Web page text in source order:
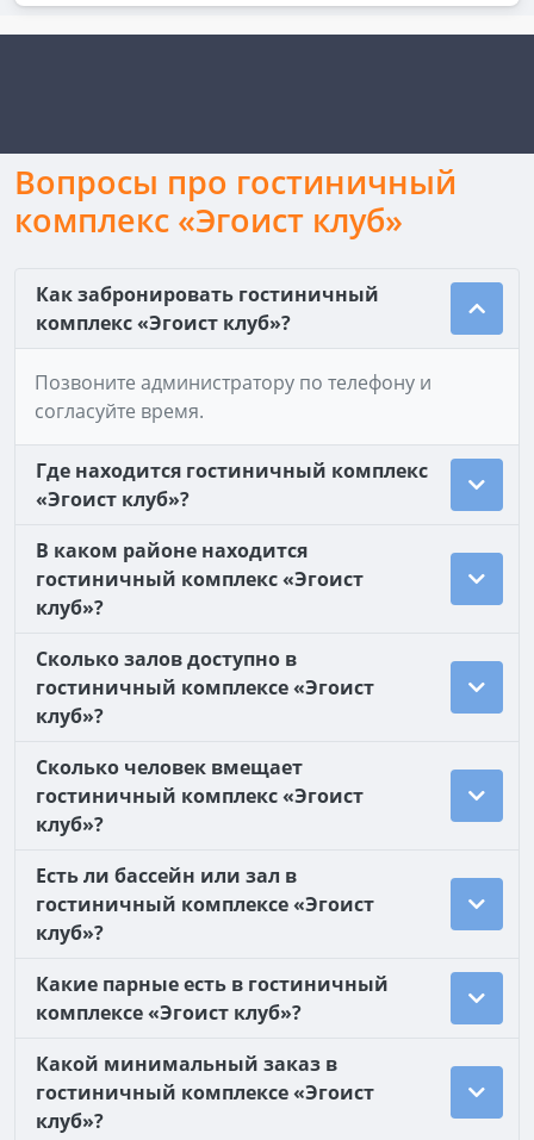
Вопросы про гостиничный
комплекс «Эгоист клуб»
Как забронировать гостиничный
комплекс «Эгоист клуб»?
Позвоните администратору по телефону и
согласуйте время.
Где находится гостиничный комплекс
«Эгоист клуб»?
В каком районе находится
гостиничный комплекс «Эгоист
клуб»?
Сколько залов доступно в
гостиничный комплексе «Эгоист
клуб»?
Сколько человек вмещает
гостиничный комплекс «Эгоист
клуб»?
Есть ли бассейн или зал в
гостиничный комплексе «Эгоист
клуб»?
Какие парные есть в гостиничный
комплексе «Эгоист клуб»?
Какой минимальный заказ в
гостиничный комплексе «Эгоист
клуб»?